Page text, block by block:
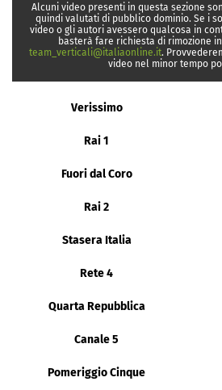
Alcuni video presenti in questa sezione
quindi valutati di pubblico dominio. Se i
video o gli autori avessero qualcosa in
basterà fare richiesta di rimozione
team_verticali@italiaonline.it.
video nel minor tempo
Verissimo
Rai 1
Fuori dal Coro
Rai 2
Stasera Italia
Rete 4
Quarta Repubblica
Canale 5
Pomeriggio Cinque